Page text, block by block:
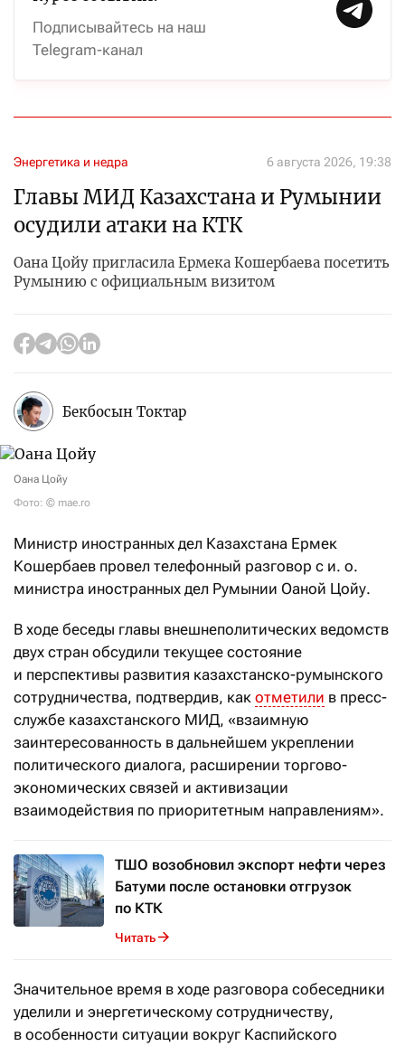
Подписывайтесь на наш
Telegram-канал
Энергетика и недра 6 августа 2026, 19:38
Главы МИД Казахстана и Румынии
осудили атаки на КТК
Оана Цойу пригласила Ермека Кошербаева посетить
Румынию с официальным визитом
Бекбосын Токтар
Оана Цойу
Фото: © mae.ro
Министр иностранных дел Казахстана Ермек
Кошербаев провел телефонный разговор с и. о.
министра иностранных дел Румынии Оаной Цойу.
В ходе беседы главы внешнеполитических ведомств
двух стран обсудили текущее состояние
и перспективы развития казахстанско-румынского
сотрудничества, подтвердив, как отметили в пресс-
службе казахстанского МИД, «взаимную
заинтересованность в дальнейшем укреплении
политического диалога, расширении торгово-
экономических связей и активизации
взаимодействия по приоритетным направлениям».
ТШО возобновил экспорт нефти через
Батуми после остановки отгрузок
по КТК
Читать
Значительное время в ходе разговора собеседники
уделили и энергетическому сотрудничеству,
в особенности ситуации вокруг Каспийского